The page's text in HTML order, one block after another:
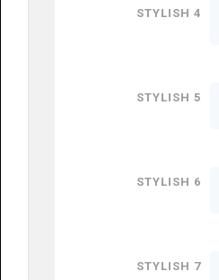
Stylish 4
Stylish 5
Stylish 6
Stylish 7